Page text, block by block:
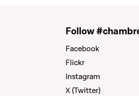
Follow
Facebook
Flickr
Instagram
X (Twitter)